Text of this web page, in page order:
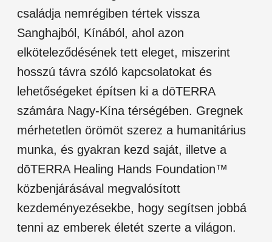
családja nemrégiben tértek vissza
Sanghajból, Kínából, ahol azon
elköteleződésének tett eleget, miszerint
hosszú távra szóló kapcsolatokat és
lehetőségeket építsen ki a dōTERRA
számára Nagy-Kína térségében. Gregnek
mérhetetlen örömöt szerez a humanitárius
munka, és gyakran kezd saját, illetve a
dōTERRA Healing Hands Foundation™
közbenjárásával megvalósított
kezdeményezésekbe, hogy segítsen jobbá
tenni az emberek életét szerte a világon.